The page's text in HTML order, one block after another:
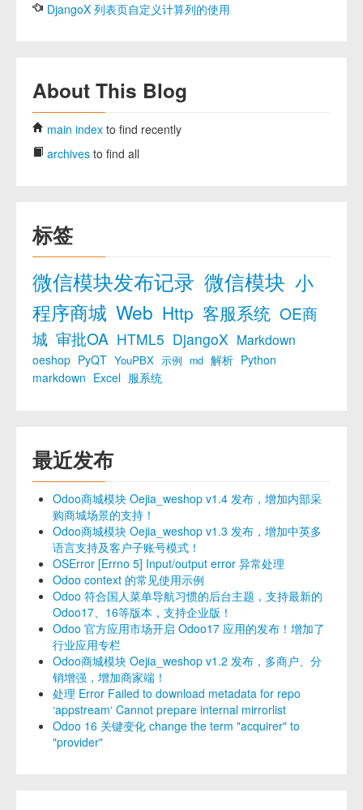
DjangoX 列表页自定义计算列的使用
About This Blog
main index to find recently
archives to find all
标签
微信模块发布记录 微信模块 小
程序商城 Web Http 客服系统 OE商
城 审批OA HTML5 DjangoX Markdown
oeshop PyQT YouPBX 示例 md 解析 Python
markdown Excel 服系统
最近发布
Odoo商城模块 Oejia_weshop v1.4 发布，增加内部采
购商城场景的支持！
Odoo商城模块 Oejia_weshop v1.3 发布，增加中英多
语言支持及客户子账号模式！
OSError [Errno 5] Input/output error 异常处理
Odoo context 的常见使用示例
Odoo 符合国人菜单导航习惯的后台主题，支持最新的
Odoo17、16等版本，支持企业版！
Odoo 官方应用市场开启 Odoo17 应用的发布！增加了
行业应用专栏
Odoo商城模块 Oejia_weshop v1.2 发布，多商户、分
销增强，增加商家端！
处理 Error Failed to download metadata for repo
‘appstream‘ Cannot prepare internal mirrorlist
Odoo 16 关键变化 change the term "acquirer" to
"provider"